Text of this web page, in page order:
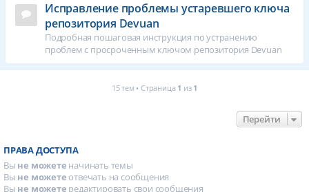
Исправление проблемы устаревшего ключа
репозитория Devuan
Подробная пошаговая инструкция по устранению
проблем с просроченным ключом репозитория Devuan
15 тем • Страница 1 из 1
Перейти
ПРАВА ДОСТУПА
Вы не можете начинать темы
Вы не можете отвечать на сообщения
Вы не можете редактировать свои сообщения